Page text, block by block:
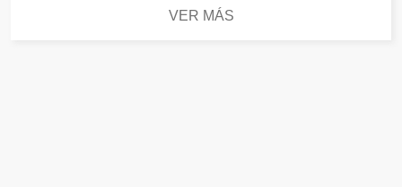
VER MÁS